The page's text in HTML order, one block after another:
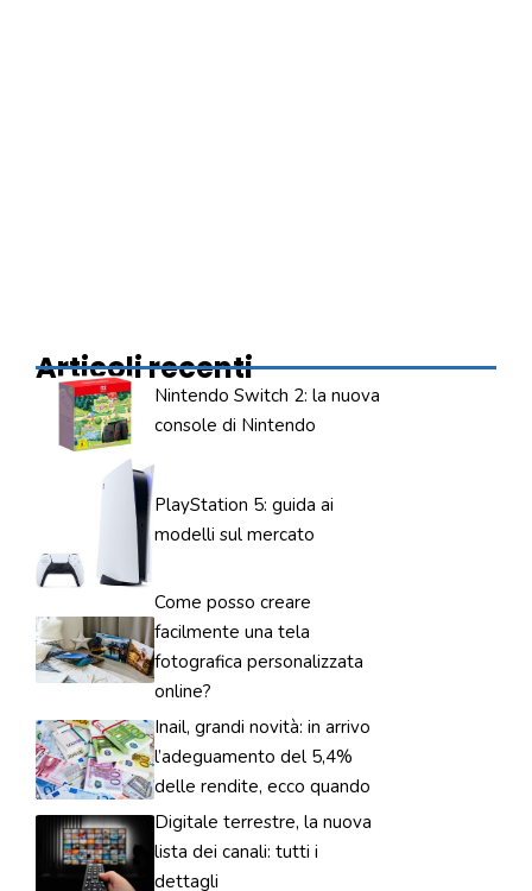
Articoli recenti
Nintendo Switch 2: la nuova
console di Nintendo
PlayStation 5: guida ai
modelli sul mercato
Come posso creare
facilmente una tela
fotografica personalizzata
online?
Inail, grandi novità: in arrivo
l’adeguamento del 5,4%
delle rendite, ecco quando
Digitale terrestre, la nuova
lista dei canali: tutti i
dettagli